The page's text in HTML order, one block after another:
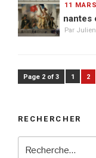
11
nantes
Par
Page 2 of 3 1 2
RECHERCHER